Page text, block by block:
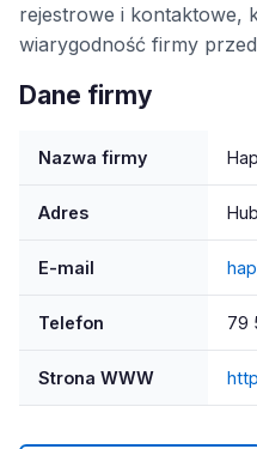
rejestrowe i kontaktowe,
wiarygodność firmy
Dane firmy
Nazwa firmy
Adres
E-mail
Telefon 79
Strona WWW